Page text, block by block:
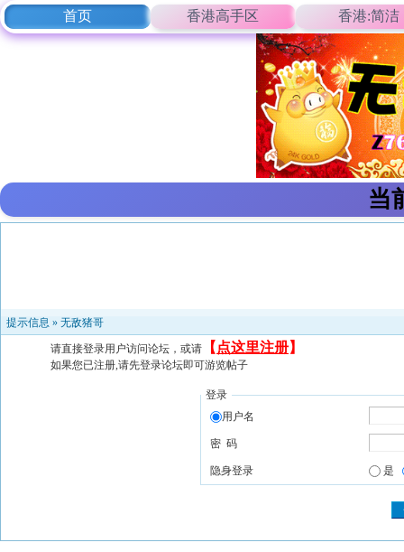
首页 香港高手区 香港:简洁
当
提示信息 » 无敌猪哥
请直接登录用户访问论坛，或请 【 点这里注册】
如果您已注册,请先登录论坛即可游览帖子
登录
用户名
密 码
隐身登录 是